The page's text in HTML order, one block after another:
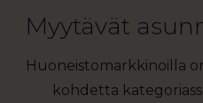
Myytävät
Huoneistomarkkinoilla
kohdetta